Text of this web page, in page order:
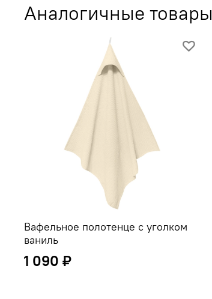
Аналогичные товары
Вафельное полотенце с уголком
ваниль
1 090 ₽